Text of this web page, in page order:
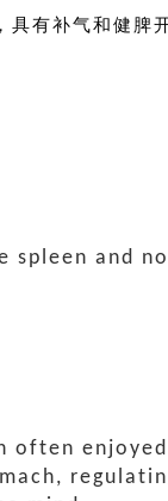
有补气和健
spleen and
often